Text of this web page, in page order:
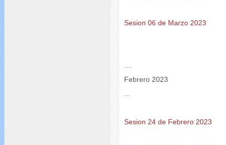
Sesion 06 de Marzo 2023
Febrero 2023
Sesion 24 de Febrero 2023